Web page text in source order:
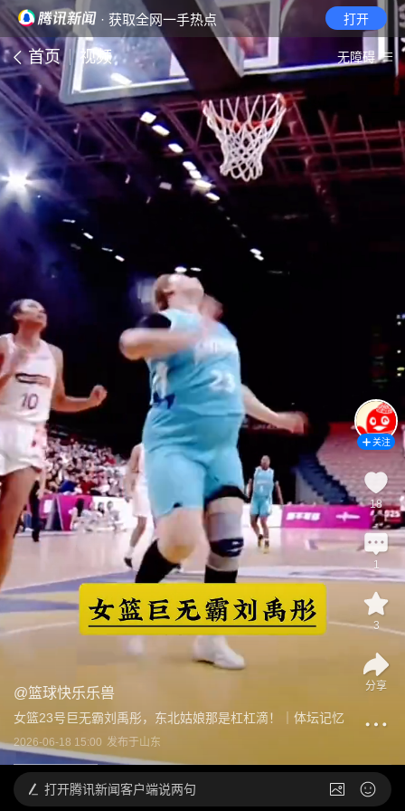
· 获取全网一手热点 打开
首页 视频 无障碍
@篮球快乐乐兽
女篮23号巨无霸刘禹彤，东北姑娘那是杠杠滴！｜体坛记忆
2026-06-18 15:00 发布于山东
关注
18
1
3
分享
打开腾讯新闻客户端说两句